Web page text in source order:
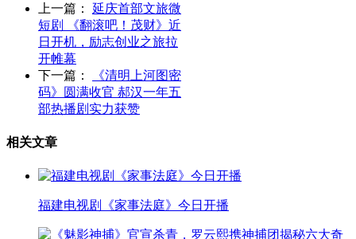
上一篇：
延庆首部文旅微
短剧 《翻滚吧！茂财》近
日开机，励志创业之旅拉
开帷幕
下一篇：
《清明上河图密
码》圆满收官 郝汉一年五
部热播剧实力获赞
相关文章
福建电视剧《家事法庭》今日开播